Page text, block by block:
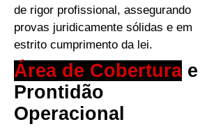
de rigor profissional, assegurando
provas juridicamente sólidas e em
estrito cumprimento da lei.
Área de Coberturae
Prontidão
Operacional